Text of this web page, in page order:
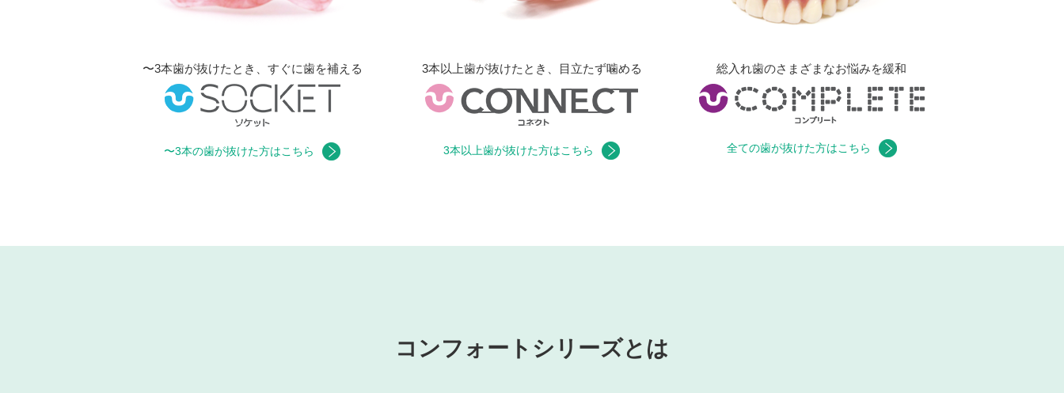
〜3本歯が抜けたとき、すぐに歯を補える
〜3本の歯が抜けた方はこちら
3本以上歯が抜けたとき、目立たず噛める
3本以上歯が抜けた方はこちら
総入れ歯のさまざまなお悩みを緩和
全ての歯が抜けた方はこちら
コンフォートシリーズとは